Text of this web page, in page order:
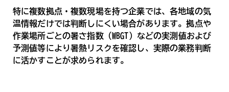
特に複数拠点・複数現場を持つ企業では、各地域の気
温情報だけでは判断しにくい場合があります。拠点や
作業場所ごとの暑さ指数（WBGT）などの実測値および
予測値等により暑熱リスクを確認し、実際の業務判断
に活かすことが求められます。